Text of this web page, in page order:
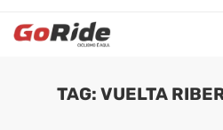
TAG: VUELTA